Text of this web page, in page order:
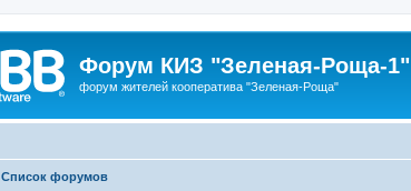
Форум КИЗ "Зеленая-Роща-1"
форум жителей кооператива "Зеленая-Роща"
Список форумов